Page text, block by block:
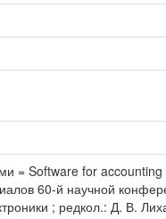
= Software for
60-й научной
; редкол.: Д. В.